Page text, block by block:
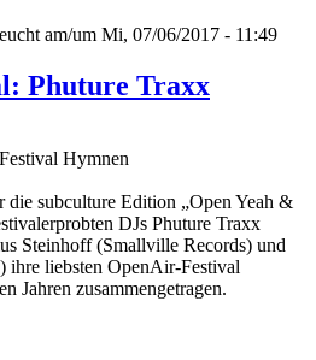
am/um Mi, 07/06/2017 - 11:49
Phuture Traxx
Hymnen
die subculture Edition „Open Yeah &
DJs Phuture Traxx
Steinhoff (Smallville Records) und
ihre liebsten OpenAir-Festival
Jahren zusammengetragen.